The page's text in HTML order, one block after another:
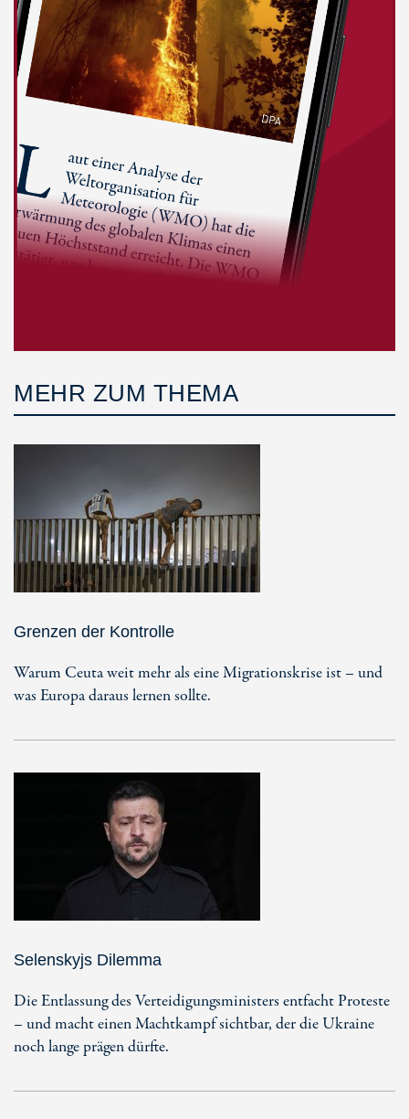
MEHR ZUM THEMA
Grenzen der Kontrolle
Warum Ceuta weit mehr als eine Migrationskrise ist – und
was Europa daraus lernen sollte.
Selenskyjs Dilemma
Die Entlassung des Verteidigungsministers entfacht Proteste
– und macht einen Machtkampf sichtbar, der die Ukraine
noch lange prägen dürfte.